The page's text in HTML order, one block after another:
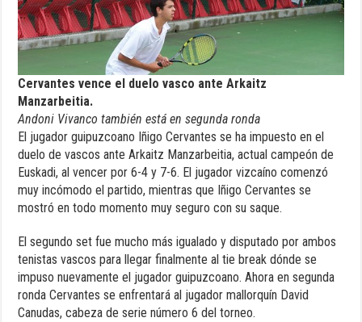
Cervantes vence el duelo vasco ante Arkaitz
Manzarbeitia.
Andoni Vivanco también está en segunda ronda
El jugador guipuzcoano Iñigo Cervantes se ha impuesto en el
duelo de vascos ante Arkaitz Manzarbeitia, actual campeón de
Euskadi, al vencer por 6-4 y 7-6. El jugador vizcaíno comenzó
muy incómodo el partido, mientras que Iñigo Cervantes se
mostró en todo momento muy seguro con su saque.
El segundo set fue mucho más igualado y disputado por ambos
tenistas vascos para llegar finalmente al tie break dónde se
impuso nuevamente el jugador guipuzcoano. Ahora en segunda
ronda Cervantes se enfrentará al jugador mallorquín David
Canudas, cabeza de serie número 6 del torneo.